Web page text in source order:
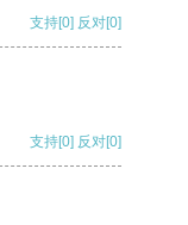
支持[0] 反对[0]
支持[0] 反对[0]